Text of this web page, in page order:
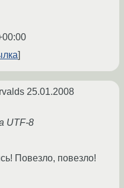
25.01.2008
UTF-8
Повезло, повезло!